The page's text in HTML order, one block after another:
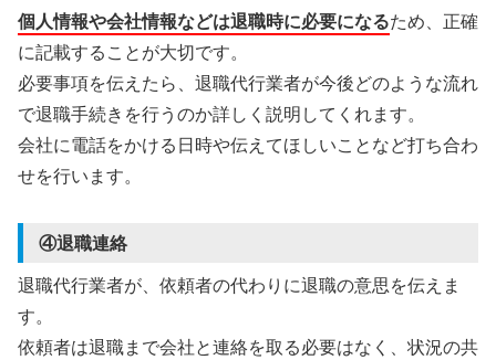
個人情報や会社情報などは退職時に必要になるため、正確
に記載することが大切です。
必要事項を伝えたら、退職代行業者が今後どのような流れ
で退職手続きを行うのか詳しく説明してくれます。
会社に電話をかける日時や伝えてほしいことなど打ち合わ
せを行います。
④退職連絡
退職代行業者が、依頼者の代わりに退職の意思を伝えま
す。
依頼者は退職まで会社と連絡を取る必要はなく、状況の共